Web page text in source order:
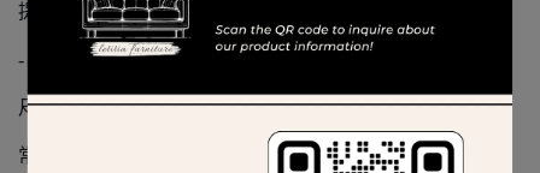
提供客戶實際交貨實拍圖供您參考
-
尺寸
常規尺寸160 / 180 / 210